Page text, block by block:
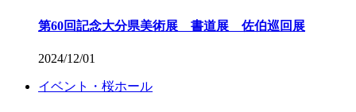
第60回記念大分県美術展 書道展 佐伯巡回展
2024/12/01
イベント・桜ホール